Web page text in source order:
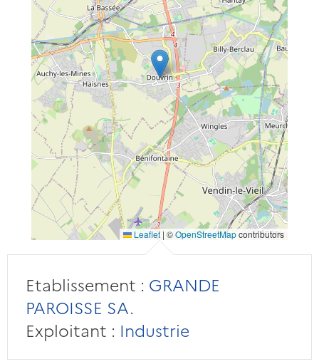
Leaflet | ©OpenStreetMapcontributors
Etablissement : GRANDE
PAROISSE SA.
Exploitant : Industrie